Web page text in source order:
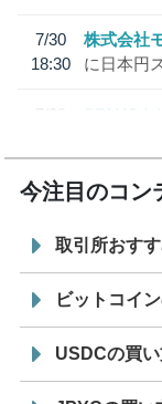
7/30
18:30
株式会社
に日本円
7/29
SBI VC
今注目のコン
取引所おす
ビットコイ
USDCの買